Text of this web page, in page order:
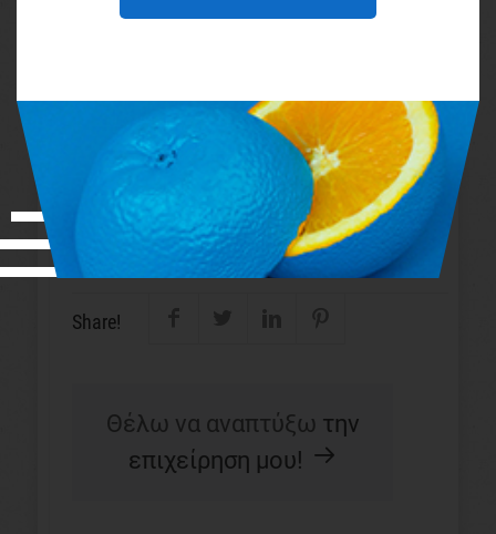
αποτελέσματα!
δημιουργήσεις μια ισχυρή ομάδα,δες
περισσότερα εδώ
Share!
Θέλω να αναπτύξω την
επιχείρηση μου!